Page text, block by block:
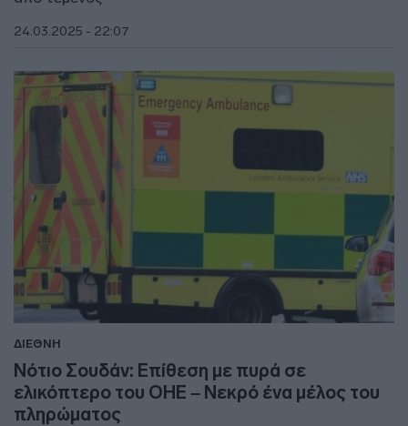
24.03.2025 - 22:07
ΔΙΕΘΝΗ
Νότιο Σουδάν: Επίθεση με πυρά σε
ελικόπτερο του ΟΗΕ – Νεκρό ένα μέλος του
πληρώματος